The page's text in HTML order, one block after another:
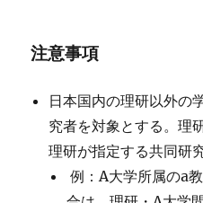
注意事項
日本国内の理研以外の
究者を対象とする。理
理研が指定する共同研
例：A大学所属のa